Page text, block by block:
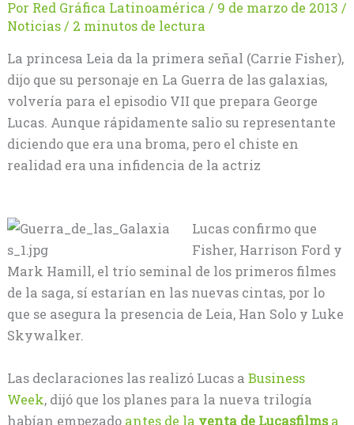
Por Red Gráfica Latinoamérica / 9 de marzo de 2013 /
Noticias/ 2 minutos de lectura
La princesa Leia da la primera señal (Carrie Fisher),
dijo que su personaje en La Guerra de las galaxias,
volvería para el episodio VII que prepara George
Lucas. Aunque rápidamente salio su representante
diciendo que era una broma, pero el chiste en
realidad era una infidencia de la actriz
Lucas confirmo que
Fisher, Harrison Ford y
Mark Hamill, el trío seminal de los primeros filmes
de la saga, sí estarían en las nuevas cintas, por lo
que se asegura la presencia de Leia, Han Solo y Luke
Skywalker.
Las declaraciones las realizó Lucas a Business
Week, dijó que los planes para la nueva trilogía
habían empezado antes de la venta de Lucasfilmsa